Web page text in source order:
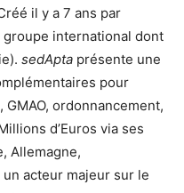
il y a 7 ans par
groupe international dont
sedApta présente une
pour
GMAO, ordonnancement,
d’Euros via ses
Allemagne,
un acteur majeur sur le